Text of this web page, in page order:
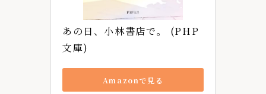
あの日、小林書店で。 (PHP
文庫)
Amazonで見る